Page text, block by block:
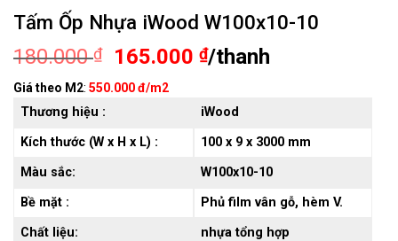
Tấm Ốp Nhựa iWood W100x10-10
180.000₫
Giá
gốc
là:
180.000 ₫.
165.000₫Giá
là:
165.000 ₫.
/thanh
Giá theo M2: 550.000 đ/m2
Thương hiệu :
iWood
Kích thước (W x H x L) :
100 x 9 x 3000 mm
Màu sắc:
W100x10-10
Bề mặt :
Phủ film vân gỗ, hèm V.
Chất liệu:
nhựa tổng hợp